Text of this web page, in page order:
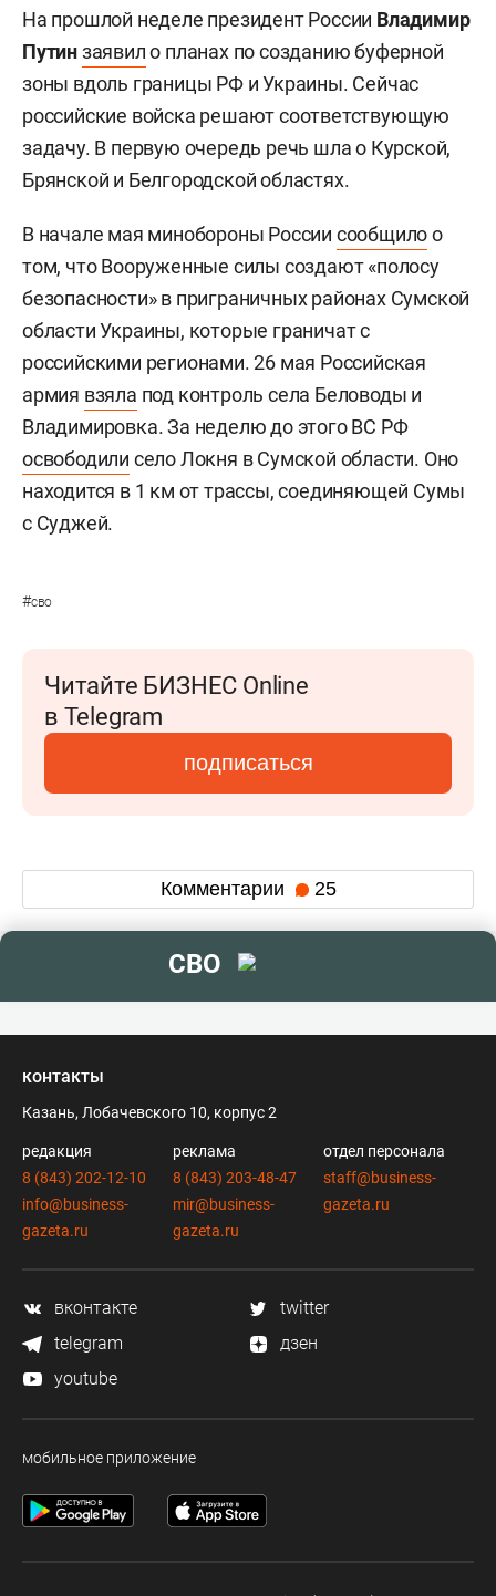
На прошлой неделе президент России Владимир
Путинзаявило планах по созданию буферной
зоны вдоль границы РФ и Украины. Сейчас
российские войска решают соответствующую
задачу. В первую очередь речь шла о Курской,
Брянской и Белгородской областях.
В начале мая минобороны России сообщилоо
том, что Вооруженные силы создают «полосу
безопасности» в приграничных районах Сумской
области Украины, которые граничат с
российскими регионами. 26 мая Российская
армия взяла под контроль села Беловоды и
Владимировка. За неделю до этого ВС РФ
освободили село Локня в Сумской области. Оно
находится в 1 км от трассы, соединяющей Сумы
с Суджей.
#сво
Читайте БИЗНЕС Online
в Telegram
подписаться
Комментарии 25
СВО
контакты
Казань, Лобачевского 10, корпус 2
редакция
8 (843) 202-12-10
info@business-
gazeta.ru
реклама
8 (843) 203-48-47
mir@business-
gazeta.ru
отдел персонала
staff@business-
gazeta.ru
вконтакте
twitter
telegram
дзен
youtube
мобильное приложение